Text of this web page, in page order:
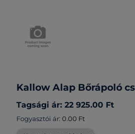
Kallow Alap Bőrápoló
Tagsági ár: 22 925.00 Ft
Fogyasztói ár: 0.00 Ft